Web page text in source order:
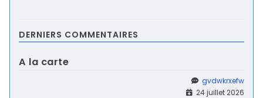
DERNIERS COMMENTAIRES
A la carte
gvdwkrxefw
24 juillet 2026